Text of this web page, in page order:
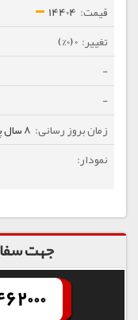
14404
0 (0%)
-
-
8 سال پیش
جهت